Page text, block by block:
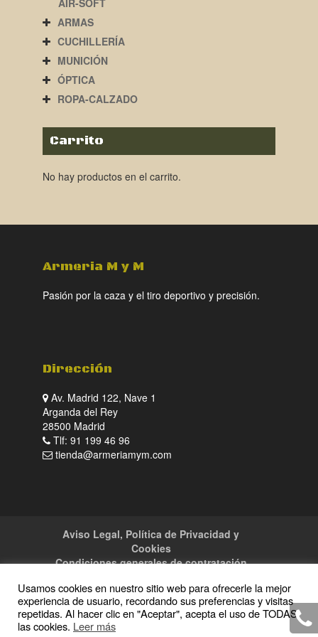
AIR-SOFT
ARMAS
CUCHILLERÍA
MUNICIÓN
ÓPTICA
ROPA-CALZADO
Carrito
No hay productos en el carrito.
Armeria M y M
Pasión por la caza y el tiro deportivo y precisión.
Dirección
Av. Madrid 122, Nave 1
Arganda del Rey
28500 Madrid
Tlf: 91 199 46 96
tienda@armeriamym.com
Aviso Legal, Política de Privacidad y
Cookies
Condiciones generales de contratación
Usamos cookies en nuestro sitio web para ofrecerle la mejor
experiencia de usuario, recordando sus preferencias y visitas
repetidas. Al hacer clic en "Aceptar", acepta el uso de TODAS
las cookies. Leer más